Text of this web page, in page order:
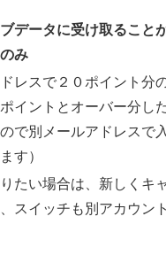
データに受け取ること
み
レスで２０ポイント分
ポイントとオーバー分し
で別メールアドレスで
す）
たい場合は、新しくキ
スイッチも別アカウン